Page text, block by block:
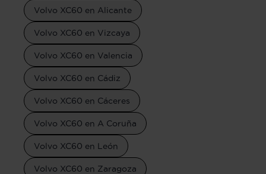
Volvo XC60 en Alicante
Volvo XC60 en Vizcaya
Volvo XC60 en Valencia
Volvo XC60 en Cádiz
Volvo XC60 en Cáceres
Volvo XC60 en A Coruña
Volvo XC60 en León
Volvo XC60 en Zaragoza